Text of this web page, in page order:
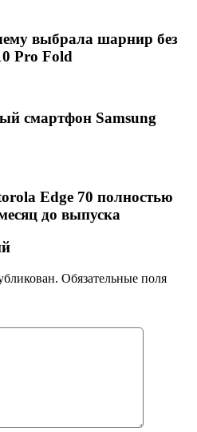
выбрала шарнир без
Pro Fold
смартфон Samsung
Edge 70 полностью
до выпуска
Обязательные поля